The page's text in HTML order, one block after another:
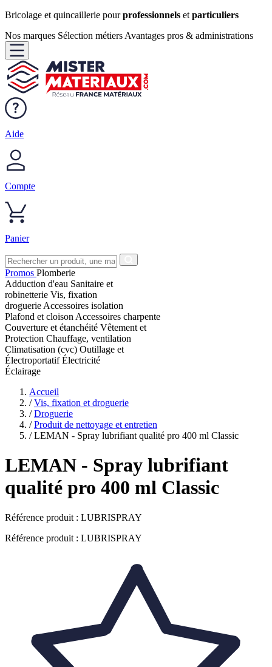
Bricolage et quincaillerie pourprofessionnels et particuliers
Nos marques Sélection métiers Avantages pros & administrations
Aide
Compte
Panier
Promos Plomberie
Adduction d'eau Sanitaire et
robinetterie Vis, fixation
droguerie Accessoires isolation
Plafond et cloison Accessoires charpente
Couverture et étanchéité Vêtement et
Protection Chauffage, ventilation
Climatisation (cvc) Outillage et
ÉlectroportatifÉlectricité
Éclairage
Accueil
/ Vis, fixation et droguerie
/ Droguerie
/ Produit de nettoyage et entretien
/ LEMAN - Spray lubrifiant qualité pro 400 ml Classic
LEMAN - Spray lubrifiant
qualité pro 400 ml Classic
Référence produit : LUBRISPRAY
Référence produit : LUBRISPRAY